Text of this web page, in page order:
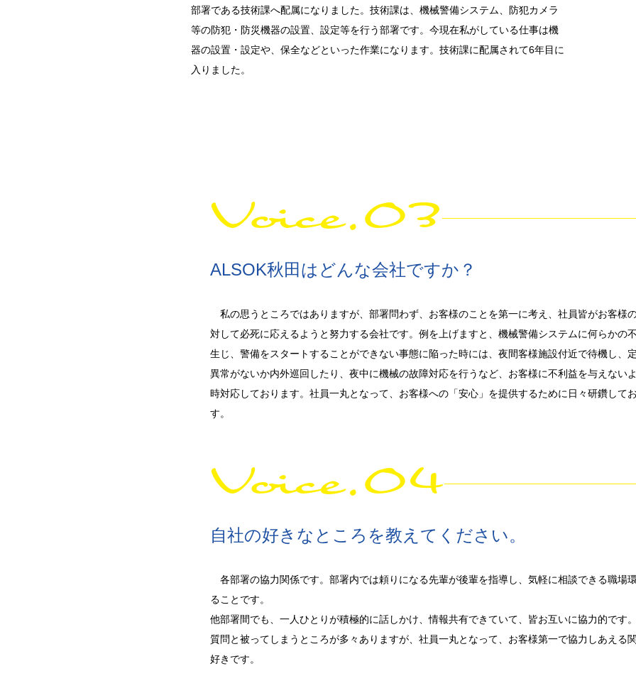
部署である技術課へ配属になりました。技術課は、機械警備システム、防犯カメラ
等の防犯・防災機器の設置、設定等を行う部署です。今現在私がしている仕事は機
器の設置・設定や、保全などといった作業になります。技術課に配属されて6年目に
入りました。
Voice.03
ALSOK秋田はどんな会社ですか？
私の思うところではありますが、部署問わず、お客様のことを第一に考え、社員皆がお客様
対して必死に応えるようと努力する会社です。例を上げますと、機械警備システムに何らかの
生じ、警備をスタートすることができない事態に陥った時には、夜間客様施設付近で待機し、
異常がないか内外巡回したり、夜中に機械の故障対応を行うなど、お客様に不利益を与えない
時対応しております。社員一丸となって、お客様への「安心」を提供するために日々研鑽して
す。
Voice.04
自社の好きなところを教えてください。
各部署の協力関係です。部署内では頼りになる先輩が後輩を指導し、気軽に相談できる職場
ることです。
他部署間でも、一人ひとりが積極的に話しかけ、情報共有できていて、皆お互いに協力的です
質問と被ってしまうところが多々ありますが、社員一丸となって、お客様第一で協力しあえる
好きです。